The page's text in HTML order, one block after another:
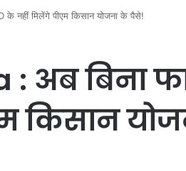
के नहीं मिलेंगे पीएम किसान योजना के पैसे!
अब बिना
किसान